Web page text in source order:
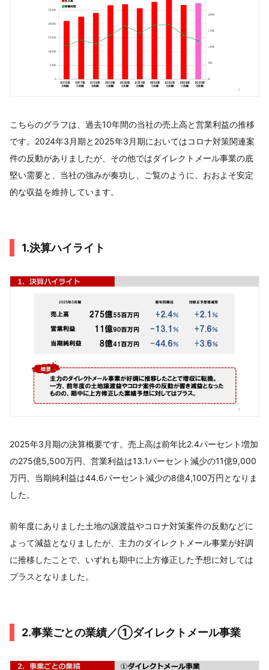
こちらのグラフは、過去10年間の当社の売上高と営業利益の推移
です。2024年3月期と2025年3月期においてはコロナ対策関連案
件の反動がありましたが、その他ではダイレクトメール事業の底
堅い需要と、当社の強みが奏功し、ご覧のように、おおよそ安定
的な収益を維持しています。
1.決算ハイライト
2025年3月期の決算概要です。売上高は前年比2.4パーセント増加
の275億5,500万円、営業利益は13.1パーセント減少の11億9,000
万円、当期純利益は44.6パーセント減少の8億4,100万円となりま
した。
前年度にありました土地の譲渡益やコロナ対策案件の反動などに
よって減益となりましたが、主力のダイレクトメール事業が好調
に推移したことで、いずれも期中に上方修正した予想に対しては
プラスとなりました。
2.事業ごとの業績／①ダイレクトメール事業